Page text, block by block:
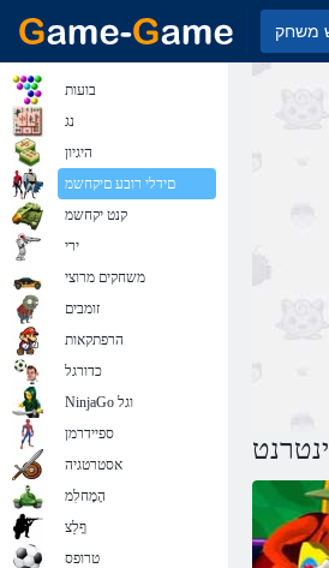
בועות
נג
היגיון
םידלי רובע םיקחשמ
קנט יקחשמ
ירי
משחקים מרוצי
זומבים
הרפתקאות
כדורגל
NinjaGo וגל
ספיידרמן
אסטרטגיה
הָמָחלִמ
ףָלַצ
טרופס